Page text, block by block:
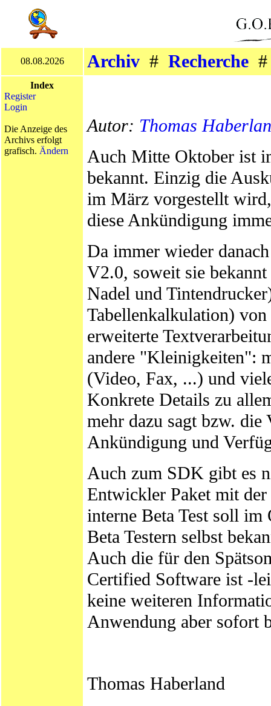
08.08.2026 Archiv # Recherche
Index
Register
Login
Die Anzeige des
Archivs erfolgt
grafisch. Ändern
Autor: Thomas
Auch Mitte Oktober ist
bekannt. Einzig die
im März vorgestellt
diese Ankündigung
Da immer wieder
V2.0, soweit sie
Nadel und
Tabellenkalkulation)
erweiterte
andere "Kleinigkeiten":
(Video, Fax, ...) und
Konkrete Details zu
mehr dazu sagt bzw.
Ankündigung und
Auch zum SDK gibt es
Entwickler Paket mit
interne Beta Test soll im
Beta Testern selbst
Auch die für den
Certified Software ist -
keine weiteren
Anwendung aber sofort
Thomas Haberland